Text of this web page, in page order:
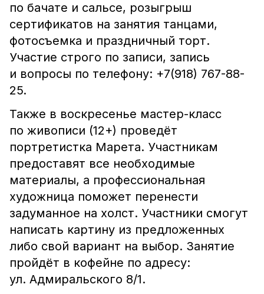
по бачате и сальсе, розыгрыш
сертификатов на занятия танцами,
фотосъемка и праздничный торт.
Участие строго по записи, запись
и вопросы по телефону: +7(918) 767-88-
25.
Также в воскресенье мастер-класс
по живописи (12+) проведёт
портретистка Марета. Участникам
предоставят все необходимые
материалы, а профессиональная
художница поможет перенести
задуманное на холст. Участники смогут
написать картину из предложенных
либо свой вариант на выбор. Занятие
пройдёт в кофейне по адресу:
ул. Адмиральского 8/1.